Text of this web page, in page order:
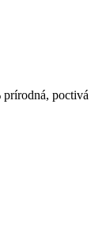
prírodná,